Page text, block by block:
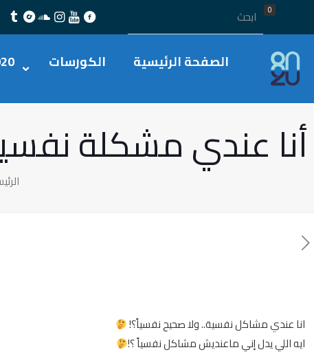
0
الصفحة الرئيسية الكورسات
أنا عندي مشكلة نفسية
انا عندي مشاكل نفسية.. ولا صحيح نفسياً؟!
ايه اللي يدل إني ماعنديش مشاكل نفسياً ؟!